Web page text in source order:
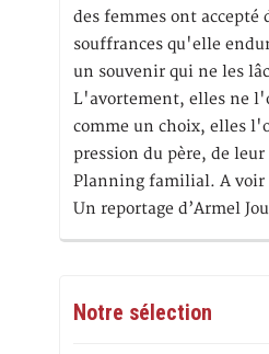
des femmes ont accepté
souffrances qu'elle
un souvenir qui ne les
L'avortement, elles ne
comme un choix, elles
pression du père, de
Planning familial. A voir
Un reportage d’Armel
Notre sélection